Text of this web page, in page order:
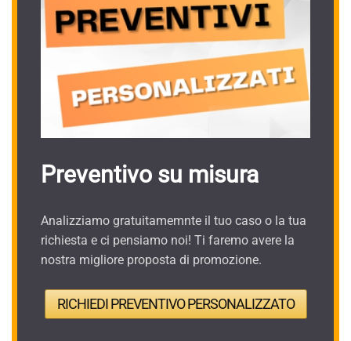
Preventivo su misura
Analizziamo gratuitamemnte il tuo caso o la tua
richiesta e ci pensiamo noi! Ti faremo avere la
nostra migliore proposta di promozione.
RICHIEDI PREVENTIVO PERSONALIZZATO